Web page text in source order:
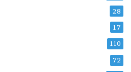
28
17
110
72